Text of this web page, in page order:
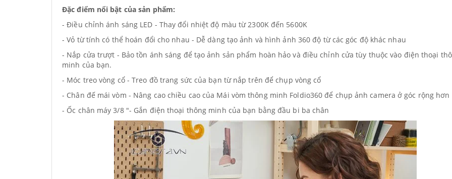
Đặc điểm nổi bật của sản phẩm:
- Điều chỉnh ánh sáng LED - Thay đổi nhiệt độ màu từ 2300K đến 5600K
- Vỏ từ tính có thể hoán đổi cho nhau - Dễ dàng tạo ảnh và hình ảnh 360 độ từ các góc độ khác nhau
- Nắp cửa trượt - Bảo tồn ánh sáng để tạo ảnh sản phẩm hoàn hảo và điều chỉnh cửa tùy thuộc vào điện thoại
minh của bạn.
- Móc treo vòng cổ - Treo đồ trang sức của bạn từ nắp trên để chụp vòng cổ
- Chân đế mái vòm - Nâng cao chiều cao của Mái vòm thông minh Foldio360 để chụp ảnh camera ở góc rộng hơn
- Ốc chân máy 3/8 "- Gắn điện thoại thông minh của bạn bằng đầu bi ba chân​